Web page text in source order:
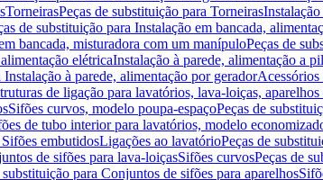
TorneirasPeças de substituição para Torneiras
de substituição para Instalação em bancada,
bancada, misturadora com um manípuloPeças de
elétricaInstalação à parede, alimentação a
à parede, alimentação por geradorAcessórios
de ligação para lavatórios, lava-loiças, aparelhos
Sifões curvos, modelo poupa-espaçoPeças de
de tubo interior para lavatórios, modelo
embutidosLigações ao lavatórioPeças de
de sifões para lava-loiçasSifões curvosPeças de
substituição para Conjuntos de sifões para aparelhos